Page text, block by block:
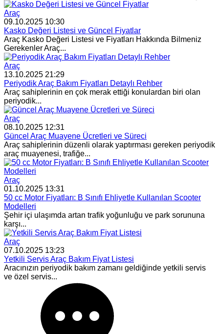
Araç
09.10.2025 10:30
Kasko Değeri Listesi ve Güncel Fiyatlar
Araç Kasko Değeri Listesi ve Fiyatları Hakkında Bilmeniz
Gerekenler Araç...
Araç
13.10.2025 21:29
Periyodik Araç Bakım Fiyatları Detaylı Rehber
Araç sahiplerinin en çok merak ettiği konulardan biri olan
periyodik...
Araç
08.10.2025 12:31
Güncel Araç Muayene Ücretleri ve Süreci
Araç sahiplerinin düzenli olarak yaptırması gereken periyodik
araç muayenesi, trafiğe...
Araç
01.10.2025 13:31
50 cc Motor Fiyatları: B Sınıfı Ehliyetle Kullanılan Scooter
Modelleri
Şehir içi ulaşımda artan trafik yoğunluğu ve park sorununa
karşı...
Araç
07.10.2025 13:23
Yetkili Servis Araç Bakım Fiyat Listesi
Aracınızın periyodik bakım zamanı geldiğinde yetkili servis
ve özel servis...